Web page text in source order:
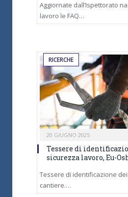
Aggiornate dall’Ispettorato
lavoro le FAQ…
RICERCHE
20 GIUGNO 2025
Tessere di
sicurezza lavoro, Eu-
Tessere di identificazione
cantiere.…